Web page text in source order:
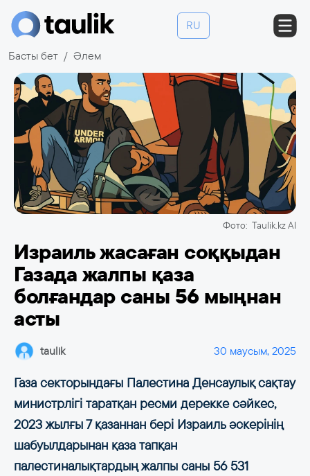
RU
Басты бет Әлем
Фото: Taulik.kz AI
Израиль жасаған соққыдан
Газада жалпы қаза
болғандар саны 56 мыңнан
асты
taulik 30 маусым, 2025
Газа секторындағы Палестина Денсаулық сақтау
министрлігі таратқан ресми дерекке сәйкес,
2023 жылғы 7 қазаннан бері Израиль әскерінің
шабуылдарынан қаза тапқан
палестиналықтардың жалпы саны 56 531